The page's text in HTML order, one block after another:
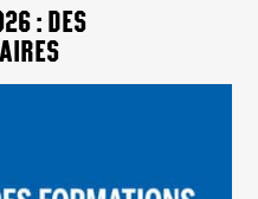
: DES